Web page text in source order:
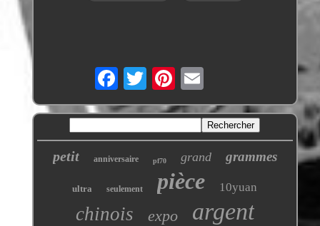
petit anniversaire pf70 grand grammes
ultra seulement pièce 10yuan
chinois expo argent